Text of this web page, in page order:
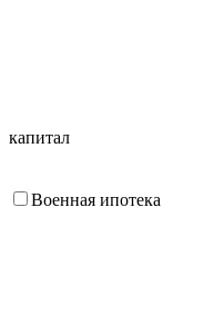
капитал
Военная ипотека